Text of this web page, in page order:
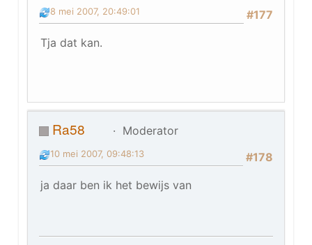
#177
8 mei 2007, 20:49:01
Tja dat kan.
Ra58
Moderator
#178
10 mei 2007, 09:48:13
ja daar ben ik het bewijs van